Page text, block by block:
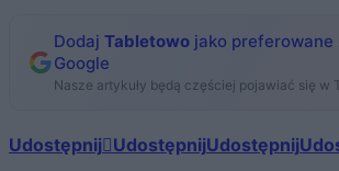
Dodaj Tabletowo jako preferowane
Google
Nasze artykuły będą częściej pojawiać się w
Udostępnij UdostępnijUdostępnij